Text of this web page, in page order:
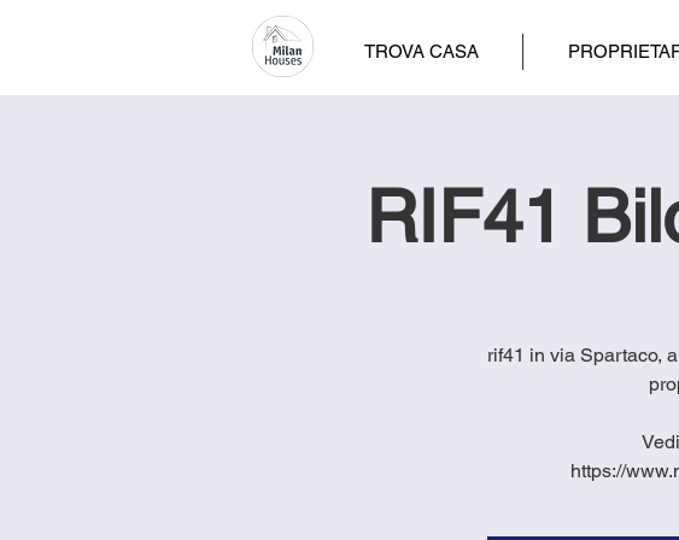
TROVA CASA
RIF41
rif41 in via Spartaco,
https://